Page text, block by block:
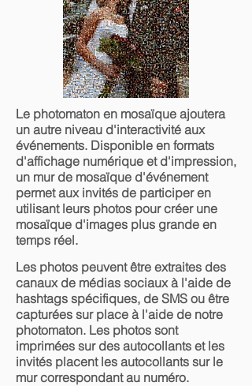
Le photomaton en mosaïque ajoutera
un autre niveau d'interactivité aux
événements. Disponible en formats
d'affichage numérique et d'impression,
un mur de mosaïque d'événement
permet aux invités de participer en
utilisant leurs photos pour créer une
mosaïque d'images plus grande en
temps réel.
Les photos peuvent être extraites des
canaux de médias sociaux à l'aide de
hashtags spécifiques, de SMS ou être
capturées sur place à l'aide de notre
photomaton. Les photos sont
imprimées sur des autocollants et les
invités placent les autocollants sur le
mur correspondant au numéro.